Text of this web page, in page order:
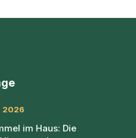
2026
im Haus: Die